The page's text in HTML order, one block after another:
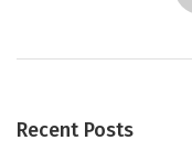
Recent Posts